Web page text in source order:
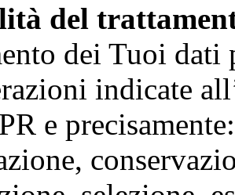
del
dei Tuoi dati
indicate
e